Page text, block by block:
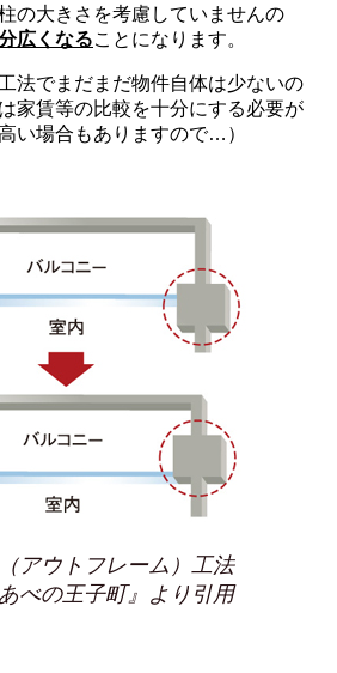
の大きさを考慮していませんの
広くなることになります。
法でまだまだ物件自体は少ないの
家賃等の比較を十分にする必要が
い場合もありますので…）
アウトフレーム）工法
べの王子町』より引用